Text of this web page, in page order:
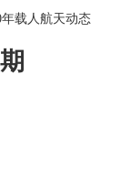
年载人航天动态